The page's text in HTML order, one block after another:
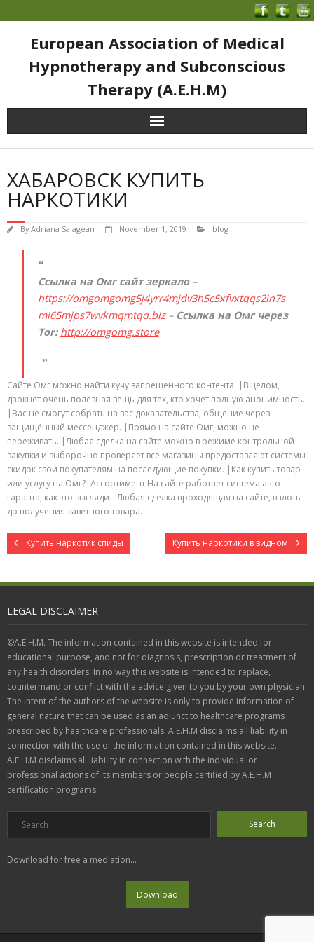
European Association of Medical
Hypnotherapy and Subconscious
Therapy (A.E.H.M)
ХАБАРОВСК КУПИТЬ
НАРКОТИКИ
ByAdriana Salagean November 1, 2019 blog
Ссылка на Омг сайт зеркало–
https://omgomgomg5j4yrr4mjdv3h5c5xfvxtqqs2in7s
mi65mjps7wvkmqmtqd.biz– Ссылка на Омг через
Tor: http://omgomg.store
Сайте Омг можно найти кучу запрещенного контента. |В целом,
даркнет очень полезная вещь для тех, кто хочет полную анонимность.
|Вас не смогут собрать на вас доказательства; общение через
защищённый мессенджер. |Прямо на сайте Омг, можно не
переживать. |Любая сделка на сайте можно в режиме контрольной
закупки и выборочно проверяет все магазины предоставляют системы
скидок свои покупателям на последующие покупки. |Как купить товар
или услугу на Омг?|Ассортимент На сайте работает система авто-
гаранта, как это выглядит. Любая сделка проходящая на сайте, вплоть
до получения заветного товара.
Купить наркотик спиды Купить наркотики в видном
LEGAL DISCLAIMER
©A.E.H.M. The information contained in this website is intended for
educational purpose, and not for diagnosis, prescription or treatment of
any health disorders. In no way this website is intended to replace,
countermand or conflict with the advice given to you by your own physician.
The intent of the authors of the website is only to provide information of
general nature that can be used as an adjunct to healthcare programs
prescribed by healthcare professionals. A.E.H.M disclaims all liability in
connection with the use of the information contained in this website.
A.E.H.M disclaims all liability in connection with the individual or
professional actions of its members or people certified by A.E.H.M
certification programs.
Download for free a mediation...